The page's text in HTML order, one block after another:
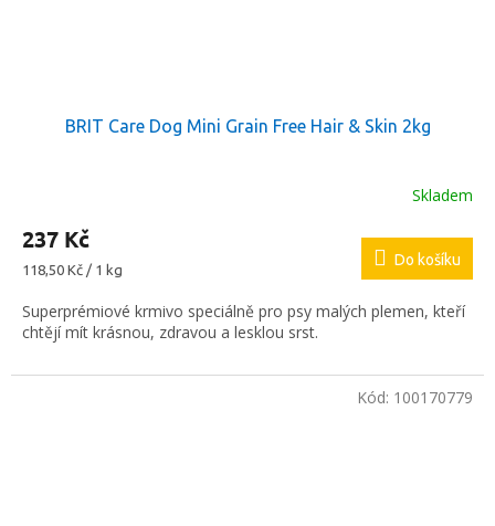
BRIT Care Dog Mini Grain Free Hair & Skin 2kg
Skladem
237 Kč
Měrná
118,50 Kč / 1 kg
Do košíku
Superprémiové krmivo speciálně pro psy malých plemen, kteří
chtějí mít krásnou, zdravou a lesklou srst.
Kód: 100170779